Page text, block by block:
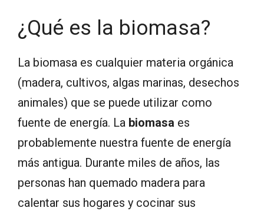
¿Qué es la biomasa?
La biomasa es cualquier materia orgánica
(madera, cultivos, algas marinas, desechos
animales) que se puede utilizar como
fuente de energía. La biomasa es
probablemente nuestra fuente de energía
más antigua. Durante miles de años, las
personas han quemado madera para
calentar sus hogares y cocinar sus